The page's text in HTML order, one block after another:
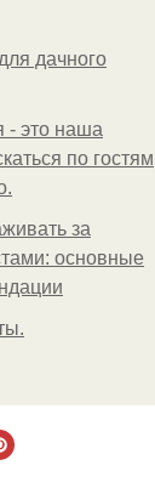
дачного
- это наша
по гостям
за
основные